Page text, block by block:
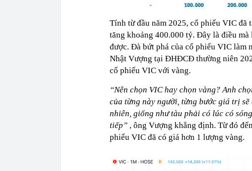
Tính từ đầu năm 2025, cổ phiếu VIC đã
tăng khoảng 400.000 tỷ. Đây là điều
được. Đà bứt phá của cổ phiếu VIC làm
Nhật Vượng tại ĐHĐCĐ thường niên
cổ phiếu VIC với vàng.
“Nên chọn VIC hay chọn vàng? Anh
của từng này người, từng bước giá trị
nhiên, giống như tàu phải có lúc có
tiếp” , ông Vượng khẳng định. Từ đó
phiếu VIC đã có giá hơn 1 lượng vàng.